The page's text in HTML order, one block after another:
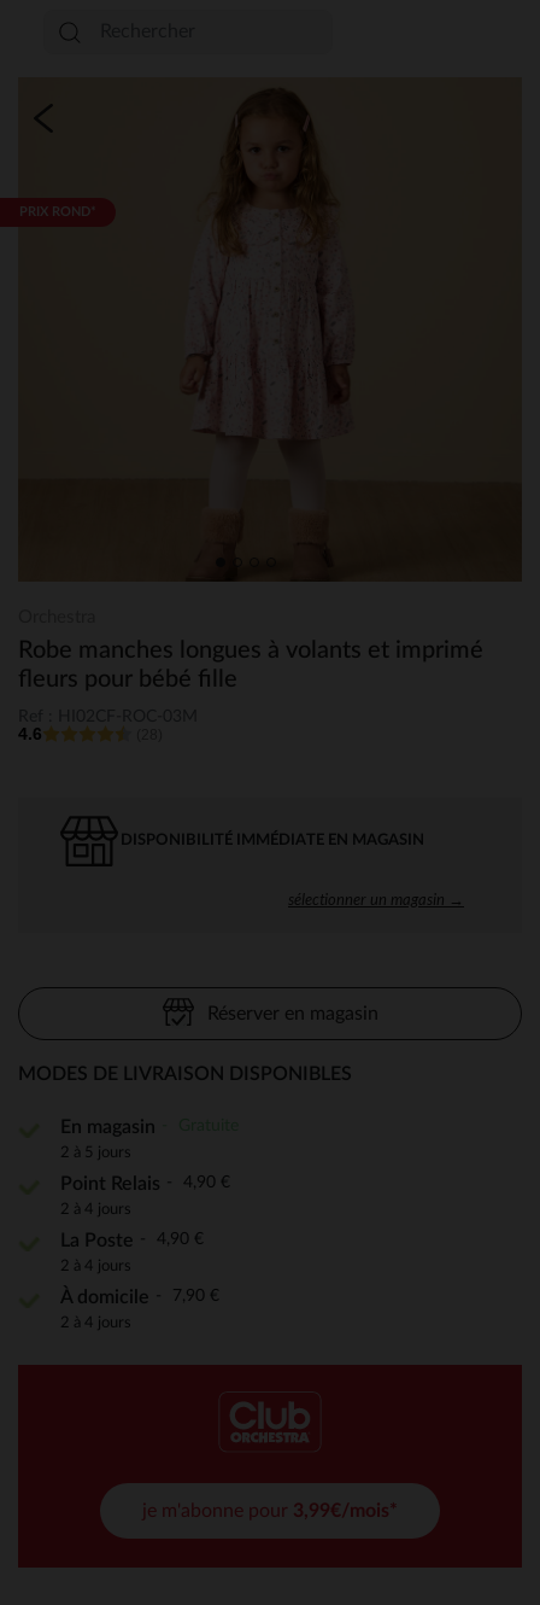
PRIX ROND*
Robe manches longues à volants et imprimé
fleurs pour bébé fille
4.6
DISPONIBILITÉ IMMÉDIATE EN MAGASIN
sélectionner un magasin →
Réserver en magasin
MODES DE LIVRAISON DISPONIBLES
En magasin
2 à 5 jours
Point Relais 4,90 €
2 à 4 jours
La Poste 4,90 €
2 à 4 jours
À domicile 7,90 €
2 à 4 jours
je m'abonne pour 3,99€/mois*